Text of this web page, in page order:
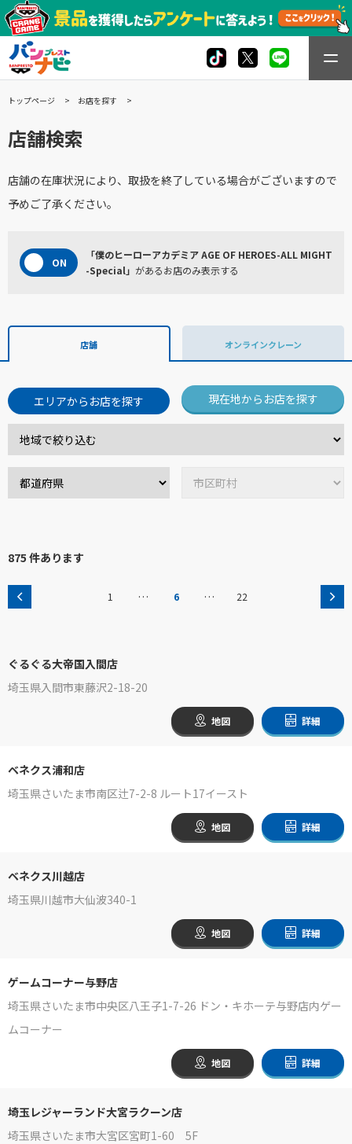
トップページ お店を探す
店舗検索
店舗の在庫状況により、取扱を終了している場合がございますので
予めご了承ください。
「僕のヒーローアカデミア AGE OF HEROES-ALL MIGHT
-Special」 があるお店のみ表示する
店舗 オンラインクレーン
エリアからお店を探す 現在地からお店を探す
875 件あります
1 … 6 … 22
ぐるぐる大帝国入間店
埼玉県入間市東藤沢2-18-20
地図 詳細
ベネクス浦和店
埼玉県さいたま市南区辻7-2-8 ルート17イースト
地図 詳細
ベネクス川越店
埼玉県川越市大仙波340-1
地図 詳細
ゲームコーナー与野店
埼玉県さいたま市中央区八王子1-7-26 ドン・キホーテ与野店内ゲー
ムコーナー
地図 詳細
埼玉レジャーランド大宮ラクーン店
埼玉県さいたま市大宮区宮町1-60 5F